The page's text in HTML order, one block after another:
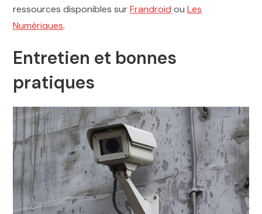
ressources disponibles surFrandroid ouLes
Numériques.
Entretien et bonnes
pratiques